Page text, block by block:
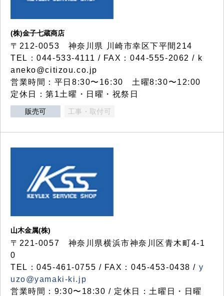
(株)金子七蔵商店
〒212-0053 神奈川県 川崎市幸区下平間214
TEL：044-533-4111 / FAX：044-555-2062 / k
aneko@citizou.co.jp
営業時間：平日8:30〜16:30 土曜8:30〜12:00
定休日：第1土曜・日曜・祝祭日
販売可 工事・取付可
山木金属(株)
〒221-0057 神奈川県横浜市神奈川区青木町4-1
0
TEL：045-461-0755 / FAX：045-453-0438 / y
uzo@yamaki-ki.jp
営業時間：9:30〜18:30 / 定休日：土曜日・日曜